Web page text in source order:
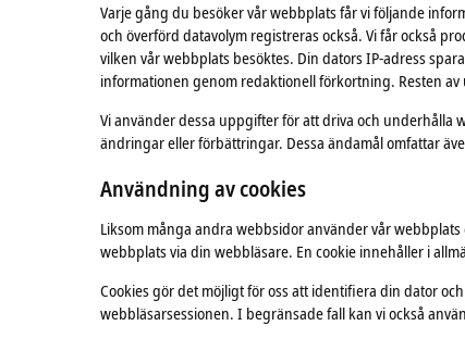
Varje gång du besöker vår webbplats får vi följande
och överförd datavolym registreras också. Vi får också
vilken vår webbplats besöktes. Din dators IP-adress
informationen genom redaktionell förkortning. Resten
Vi använder dessa uppgifter för att driva och
ändringar eller förbättringar. Dessa ändamål omfattar
Användning av cookies
Liksom många andra webbsidor använder vår
webbplats via din webbläsare. En cookie innehåller i
Cookies gör det möjligt för oss att identifiera din dator
webbläsarsessionen. I begränsade fall kan vi också